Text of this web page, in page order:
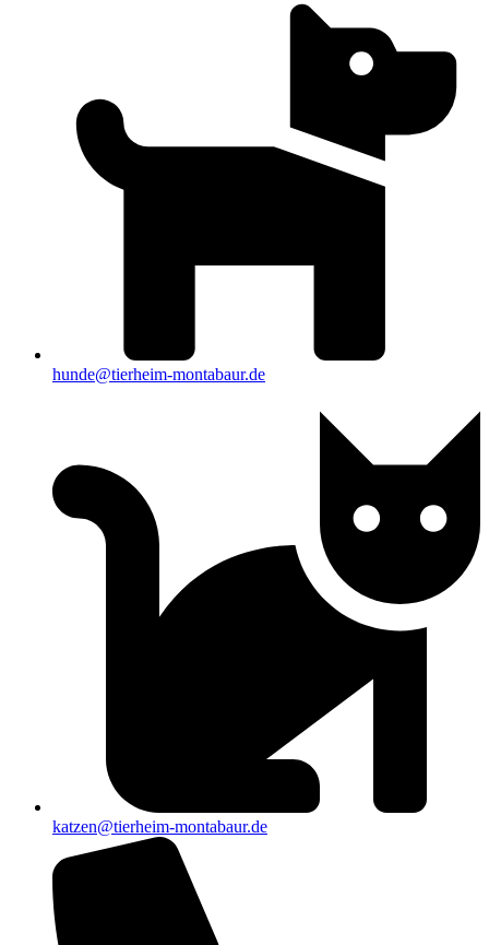
hunde@tierheim-montabaur.de
katzen@tierheim-montabaur.de